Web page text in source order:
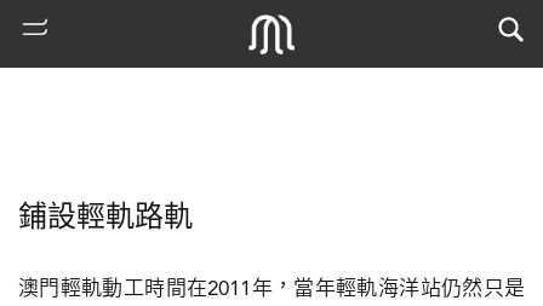
鋪設輕軌路軌
澳門輕軌動工時間在2011年，當年輕軌海洋站仍然只是